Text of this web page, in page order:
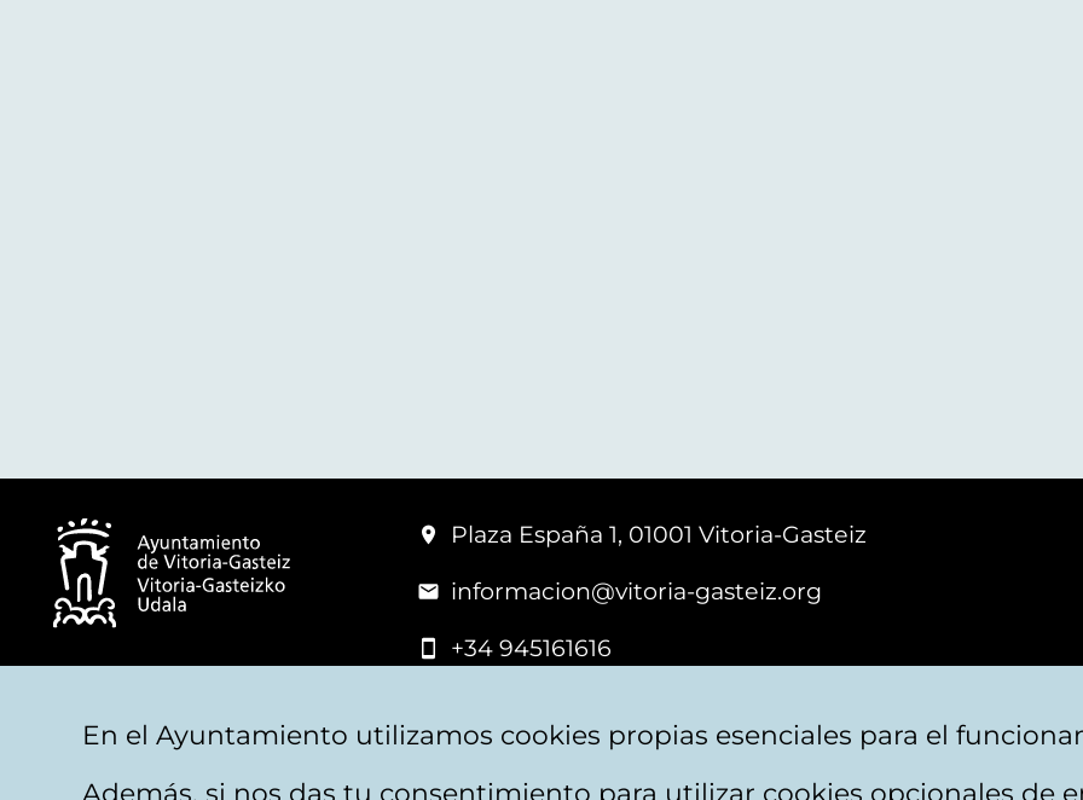
Plaza España 1, 01001 Vitoria-Gasteiz
informacion@vitoria-gasteiz.org
+34 945161616
En el Ayuntamiento utilizamos cookies propias esenciales para el
Además, si nos das tu consentimiento para utilizar cookies opcionales de